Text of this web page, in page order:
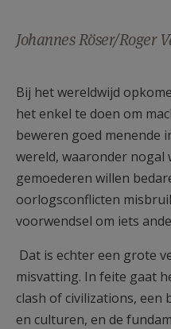
AANMELDEN OF
Johannes Röser/Roger
Bij het wereldwijd
het enkel te doen om
beweren goed menende
wereld, waaronder nogal
gemoederen willen
oorlogsconflicten
voorwendsel om iets
Dat is echter een grote
misvatting. In feite gaat
clash of civilizations, een
en culturen, en de